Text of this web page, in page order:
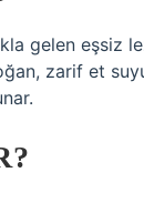
gelen eşsiz
zarif et